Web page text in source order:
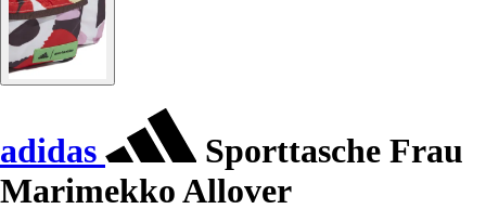
adidas
Sporttasche Frau
Marimekko Allover